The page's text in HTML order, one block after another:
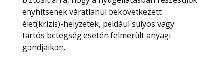
enyhítsenek váratlanul bekövetkezett
élet(krízis)-helyzetek, például súlyos vagy
tartós betegség esetén felmerült anyagi
gondjaikon.